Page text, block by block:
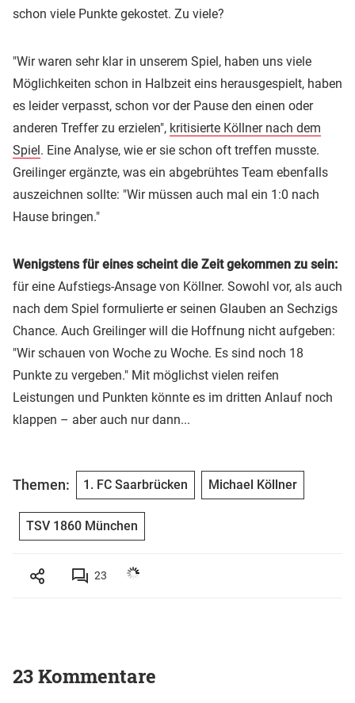
schon viele Punkte gekostet. Zu viele?
"Wir waren sehr klar in unserem Spiel, haben uns viele
Möglichkeiten schon in Halbzeit eins herausgespielt, haben
es leider verpasst, schon vor der Pause den einen oder
anderen Treffer zu erzielen", kritisierte Köllner nach dem
Spiel. Eine Analyse, wie er sie schon oft treffen musste.
Greilinger ergänzte, was ein abgebrühtes Team ebenfalls
auszeichnen sollte: "Wir müssen auch mal ein 1:0 nach
Hause bringen."
Wenigstens für eines scheint die Zeit gekommen zu sein:
für eine Aufstiegs-Ansage von Köllner. Sowohl vor, als auch
nach dem Spiel formulierte er seinen Glauben an Sechzigs
Chance. Auch Greilinger will die Hoffnung nicht aufgeben:
"Wir schauen von Woche zu Woche. Es sind noch 18
Punkte zu vergeben." Mit möglichst vielen reifen
Leistungen und Punkten könnte es im dritten Anlauf noch
klappen – aber auch nur dann...
Themen: 1. FC Saarbrücken Michael Köllner
TSV 1860 München
23
23 Kommentare